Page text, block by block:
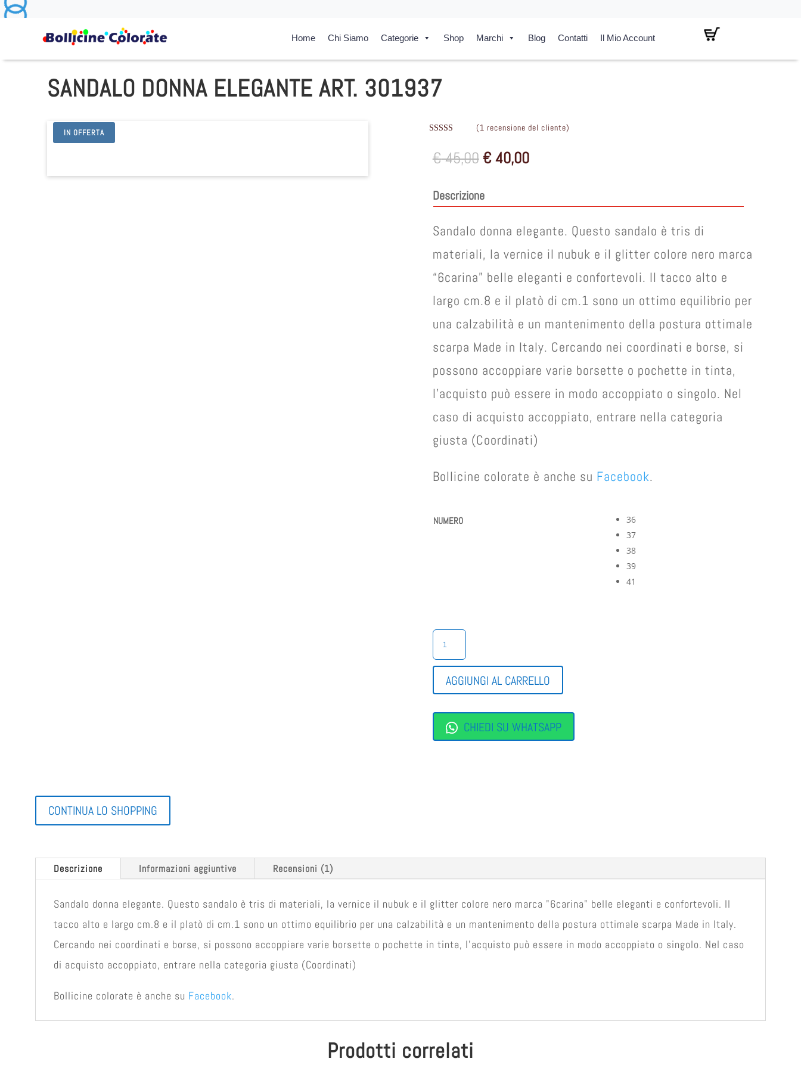
Home Chi Siamo Categorie Shop Marchi Blog Contatti Il Mio Account
SANDALO DONNA ELEGANTE ART. 301937
IN OFFERTA
su 5 su
base di
(1 recensione del cliente)
€45,00 Il
prezzo
era:
€ 45,00.
€40,00Il
€ 40,00.
Descrizione
Sandalo donna elegante. Questo sandalo è tris di
materiali, la vernice il nubuk e il glitter colore nero marca
“6carina” belle eleganti e confortevoli. Il tacco alto e
largo cm.8 e il platò di cm.1 sono un ottimo equilibrio per
una calzabilità e un mantenimento della postura ottimale
scarpa Made in Italy. Cercando nei coordinati e borse, si
possono accoppiare varie borsette o pochette in tinta,
l’acquisto può essere in modo accoppiato o singolo. Nel
caso di acquisto accoppiato, entrare nella categoria
giusta (Coordinati)
Bollicine colorate è anche su Facebook.
NUMERO
36
37
38
39
41
SANDALO
DONNA
ELEGANTE
301937
QUANTITÀ
AGGIUNGI AL CARRELLO
CHIEDI SU WHATSAPP
CONTINUA LO SHOPPING
Descrizione Informazioni aggiuntive Recensioni (1)
Sandalo donna elegante. Questo sandalo è tris di materiali, la vernice il nubuk e il glitter colore nero marca "6carina" belle eleganti e confortevoli. Il
tacco alto e largo cm.8 e il platò di cm.1 sono un ottimo equilibrio per una calzabilità e un mantenimento della postura ottimale scarpa Made in Italy.
Cercando nei coordinati e borse, si possono accoppiare varie borsette o pochette in tinta, l'acquisto può essere in modo accoppiato o singolo. Nel caso
di acquisto accoppiato, entrare nella categoria giusta (Coordinati)
Bollicine colorate è anche su Facebook.
Prodotti correlati